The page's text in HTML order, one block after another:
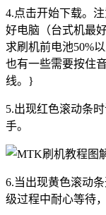
4.点击开始下载。
好电脑（台式机最
求刷机前电池50%
也有一些需要按住
线。}
5.出现红色滚动条
手。
6.当出现黄色滚动
级过程中耐心等待